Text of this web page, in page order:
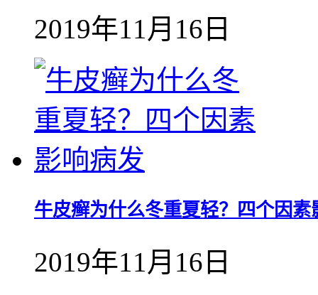
2019年11月16日
牛皮癣为什么冬重夏轻？四个因素
2019年11月16日